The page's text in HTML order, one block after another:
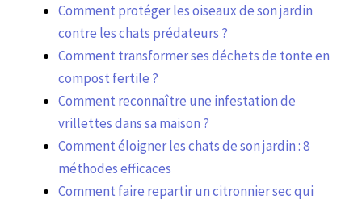
Comment protéger les oiseaux de son jardin
contre les chats prédateurs ?
Comment transformer ses déchets de tonte en
compost fertile ?
Comment reconnaître une infestation de
vrillettes dans sa maison ?
Comment éloigner les chats de son jardin : 8
méthodes efficaces
Comment faire repartir un citronnier sec qui